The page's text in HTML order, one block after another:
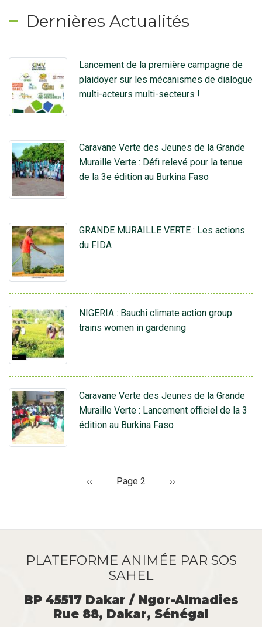
Dernières Actualités
Lancement de la première campagne de
plaidoyer sur les mécanismes de dialogue
multi-acteurs multi-secteurs !
Caravane Verte des Jeunes de la Grande
Muraille Verte : Défi relevé pour la tenue
de la 3e édition au Burkina Faso
GRANDE MURAILLE VERTE : Les actions
du FIDA
NIGERIA : Bauchi climate action group
trains women in gardening
Caravane Verte des Jeunes de la Grande
Muraille Verte : Lancement officiel de la 3
édition au Burkina Faso
PaginationPage
‹‹ Page 2
Page
››
PLATEFORME ANIMÉE PAR SOS
SAHEL
BP 45517 Dakar / Ngor-Almadies
Rue 88, Dakar, Sénégal